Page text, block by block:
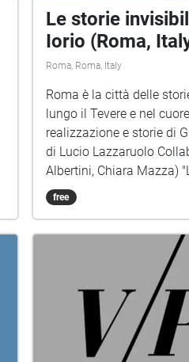
Le storie
Iorio (Roma,
Roma, Roma, Italy
Roma è la città delle
lungo il Tevere e nel
realizzazione e storie di
di Lucio Lazzaruolo
Albertini, Chiara Mazza) "Le storie invisibili non le
vede nessuno. Se provi a scriverle spariscono
dalla pagina. Se provi a
le storie che vi
qualche parte. Sono
all’improvviso la luce
bosco. E sono trame leggere. Ogni parola deve
essere scelta con cura,
invisibili volano via,
free